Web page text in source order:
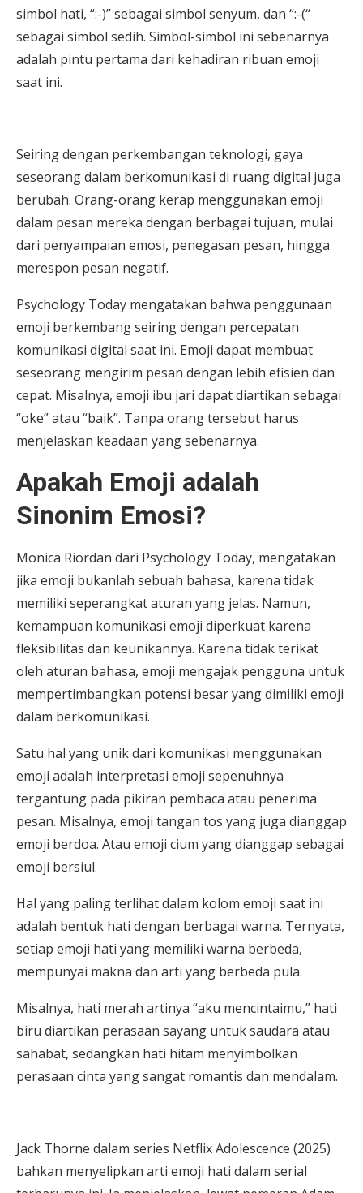
simbol hati, “:-)” sebagai simbol senyum, dan “:-(“
sebagai simbol sedih. Simbol-simbol ini sebenarnya
adalah pintu pertama dari kehadiran ribuan emoji
saat ini.
Seiring dengan perkembangan teknologi, gaya
seseorang dalam berkomunikasi di ruang digital juga
berubah. Orang-orang kerap menggunakan emoji
dalam pesan mereka dengan berbagai tujuan, mulai
dari penyampaian emosi, penegasan pesan, hingga
merespon pesan negatif.
Psychology Today mengatakan bahwa penggunaan
emoji berkembang seiring dengan percepatan
komunikasi digital saat ini. Emoji dapat membuat
seseorang mengirim pesan dengan lebih efisien dan
cepat. Misalnya, emoji ibu jari dapat diartikan sebagai
“oke” atau “baik”. Tanpa orang tersebut harus
menjelaskan keadaan yang sebenarnya.
Apakah Emoji adalah
Sinonim Emosi?
Monica Riordan dari Psychology Today, mengatakan
jika emoji bukanlah sebuah bahasa, karena tidak
memiliki seperangkat aturan yang jelas. Namun,
kemampuan komunikasi emoji diperkuat karena
fleksibilitas dan keunikannya. Karena tidak terikat
oleh aturan bahasa, emoji mengajak pengguna untuk
mempertimbangkan potensi besar yang dimiliki emoji
dalam berkomunikasi.
Satu hal yang unik dari komunikasi menggunakan
emoji adalah interpretasi emoji sepenuhnya
tergantung pada pikiran pembaca atau penerima
pesan. Misalnya, emoji tangan tos yang juga dianggap
emoji berdoa. Atau emoji cium yang dianggap sebagai
emoji bersiul.
Hal yang paling terlihat dalam kolom emoji saat ini
adalah bentuk hati dengan berbagai warna. Ternyata,
setiap emoji hati yang memiliki warna berbeda,
mempunyai makna dan arti yang berbeda pula.
Misalnya, hati merah artinya “aku mencintaimu,” hati
biru diartikan perasaan sayang untuk saudara atau
sahabat, sedangkan hati hitam menyimbolkan
perasaan cinta yang sangat romantis dan mendalam.
Jack Thorne dalam series Netflix Adolescence (2025)
bahkan menyelipkan arti emoji hati dalam serial